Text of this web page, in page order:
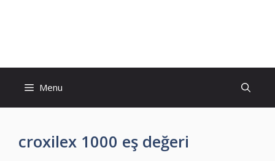
Menu
croxilex 1000 eş değeri